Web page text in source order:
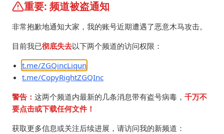
Windows团队全家。
重要: 频道被盗通知
非常抱歉地通知大家，我的账号近期遭遇了恶意木马攻击。
目前我已彻底失去以下两个频道的访问权限：
t.me/ZGQincLiqun
t.me/CopyRightZGQInc
警告： 这两个频道内最新的几条消息带有盗号病毒， 千万不
要点击或下载任何文件！
获取更多信息或关注后续进展，请访问我的新频道：